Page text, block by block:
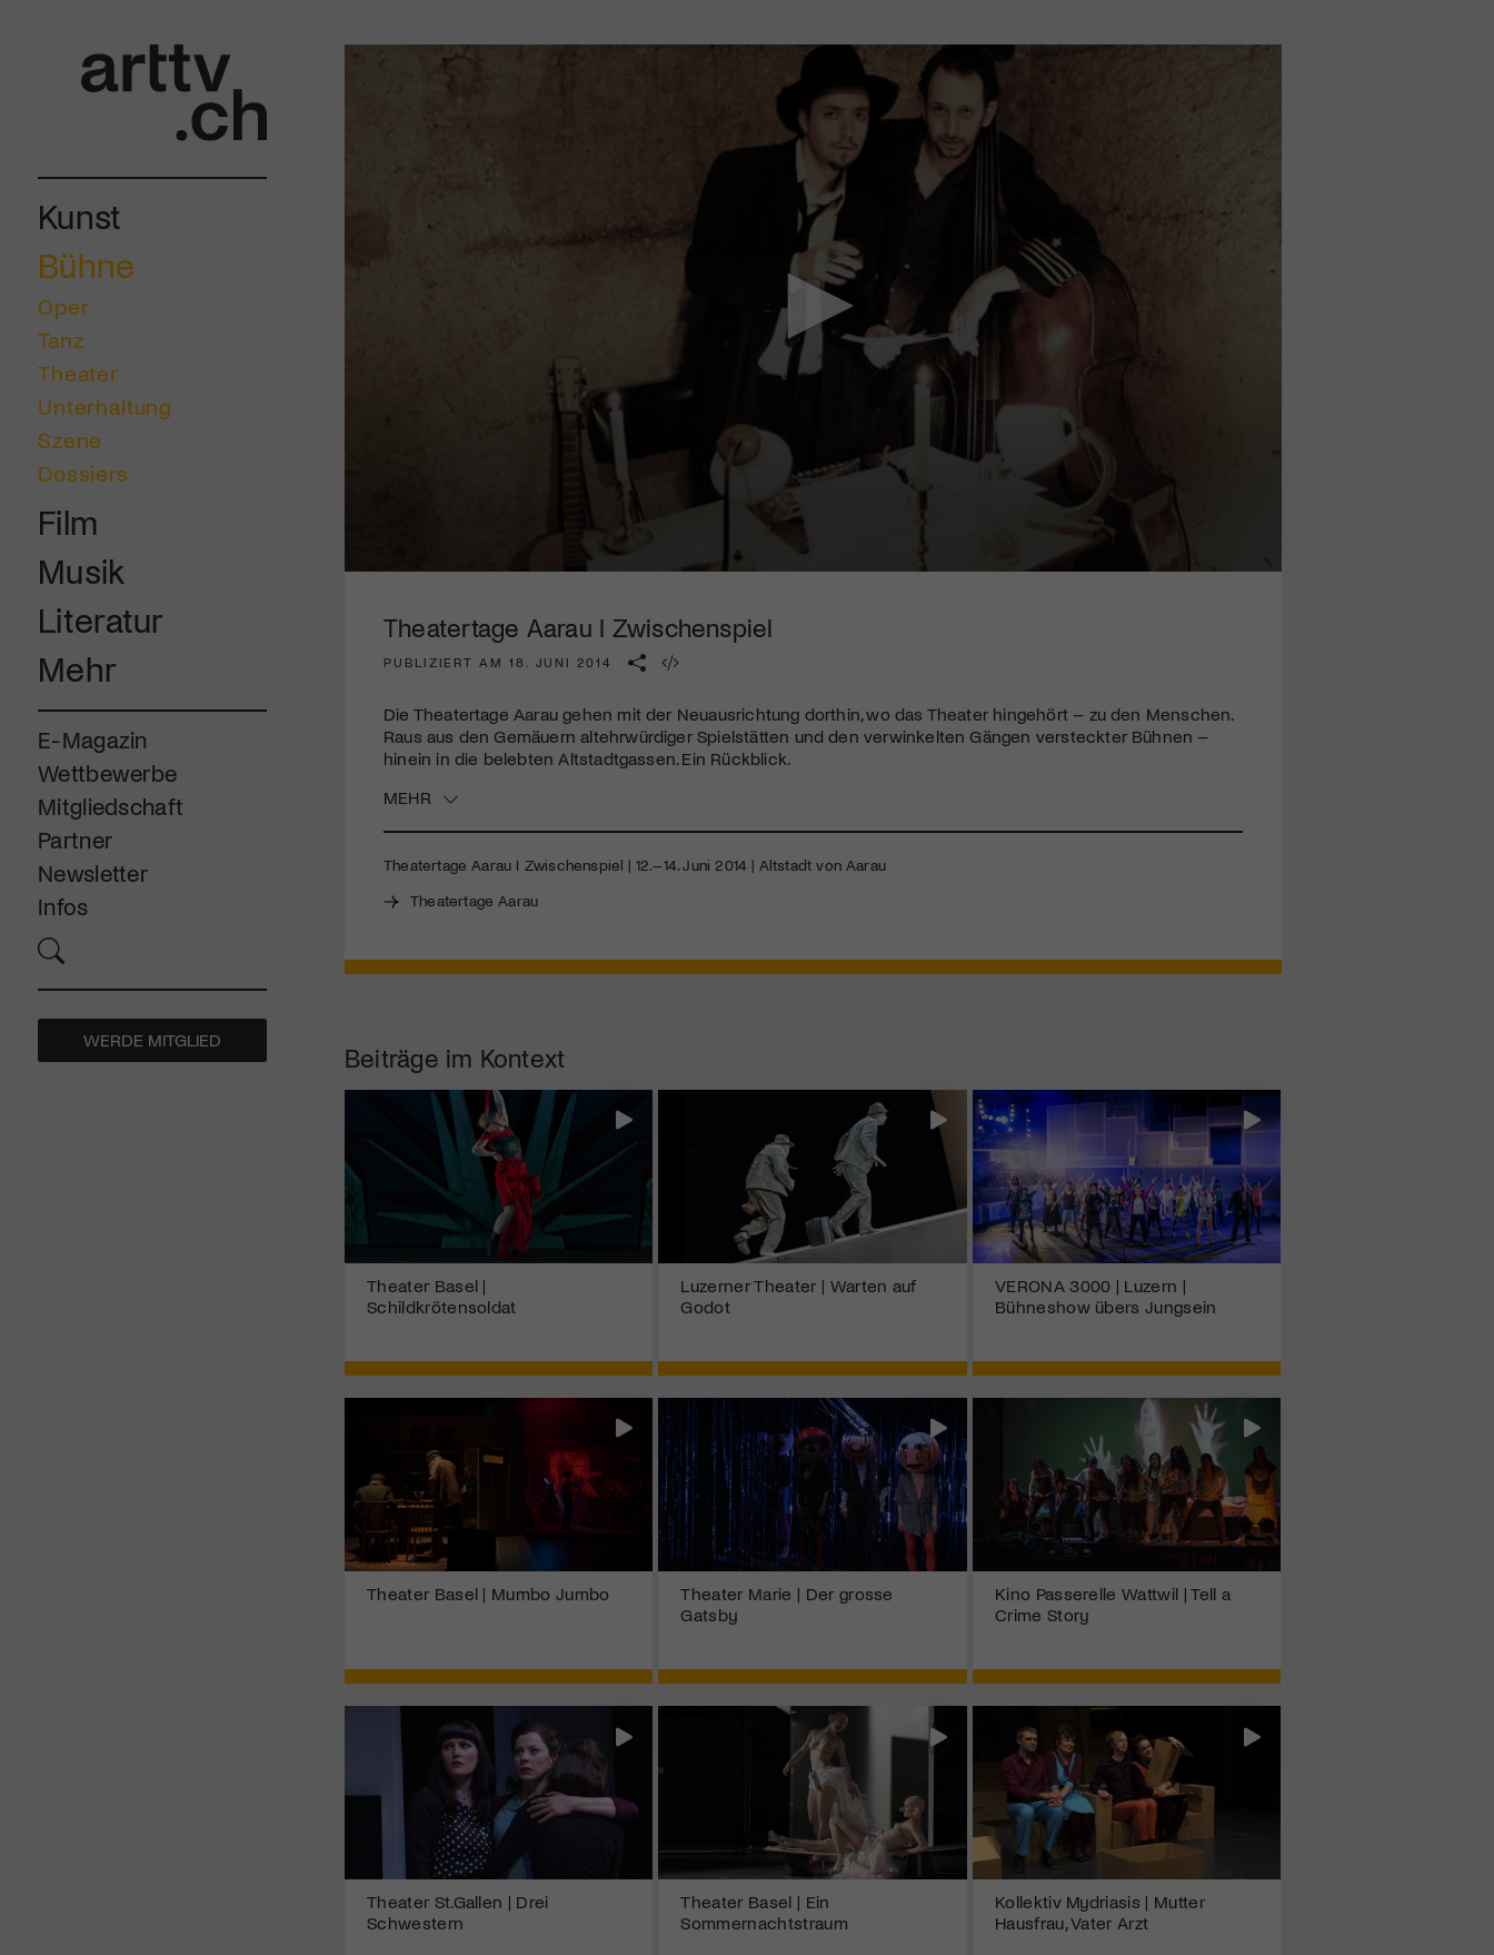
Kunst
Bühne
Oper
Tanz
Theater
Unterhaltung
Szene
Dossiers
Film
Musik
Literatur
Mehr
E-Magazin
Wettbewerbe
Mitgliedschaft
Partner
Newsletter
Infos
WERDE MITGLIED
Theatertage Aarau I Zwischenspiel
PUBLIZIERT AM 18. JUNI 2014
Die Theatertage Aarau gehen mit der Neuausrichtung dorthin, wo das Theater hingehört – zu den Menschen.
Raus aus den Gemäuern altehrwürdiger Spielstätten und den verwinkelten Gängen versteckter Bühnen –
hinein in die belebten Altstadtgassen. Ein Rückblick.
MEHR
Theatertage Aarau I Zwischenspiel | 12.–14. Juni 2014 | Altstadt von Aarau
Theatertage Aarau
Beiträge im Kontext
Theater Basel |
Schildkrötensoldat
Luzerner Theater | Warten auf
Godot
VERONA 3000 | Luzern |
Bühneshow übers Jungsein
Theater Basel | Mumbo Jumbo
Theater Marie | Der grosse
Gatsby
Kino Passerelle Wattwil | Tell a
Crime Story
Theater St.Gallen | Drei
Schwestern
Theater Basel | Ein
Sommernachtstraum
Kollektiv Mydriasis | Mutter
Hausfrau, Vater Arzt
Mach mit: «Be Part of the Art»!
Engagiere dich als Kulturliebhaber:in, Kulturschaffende(r) oder
Kulturinstitution und unterstütze unsere Arbeit.
Mit deiner Mitgliedschaft erhältst du kostenlosen Zugang zu
diversen Kulturevents.
Jetzt Mitglied werden